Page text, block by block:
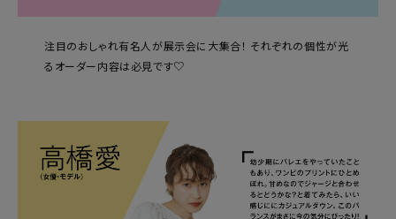
注目のおしゃれ有名人が展示会に大集合！ それぞれの個性が光
るオーダー内容は必見です♡